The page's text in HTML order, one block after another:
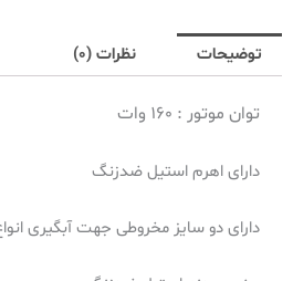
توضیحات نظرات (0)
توان موتور : 160 وات
دارای اهرم استیل ضدزنگ
دارای دو سایز مخروطی جهت آبگیری